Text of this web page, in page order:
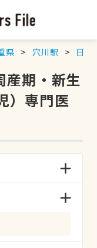
県 穴川駅 日
産期・新生
）専門医